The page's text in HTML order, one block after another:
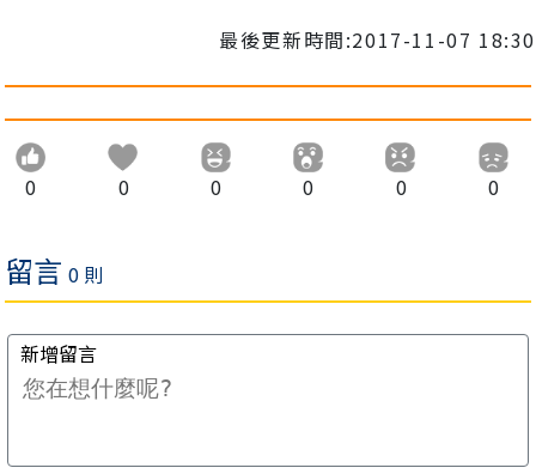
最後更新時間:2017-11-07 18:30
0 0 0 0 0 0